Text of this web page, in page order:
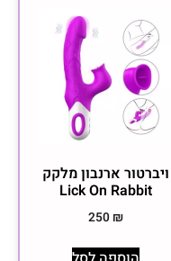
ויברטור ארנבון מלקק
Lick On Rabbit
250 ₪